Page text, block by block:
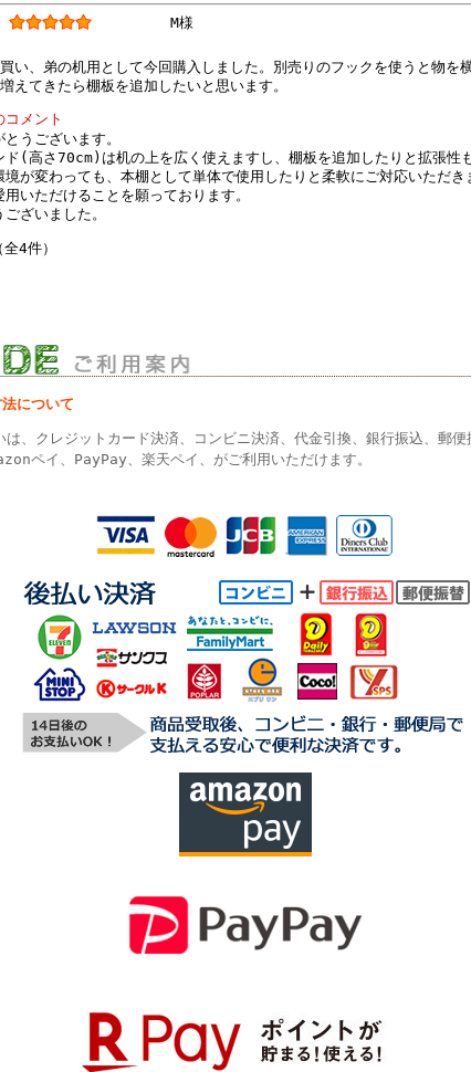
M様
い、弟の机用として今回購入しました。別売りのフックを使うと物を
えてきたら棚板を追加したいと思います。
コメント
うございます。
ド(高さ70cm)は机の上を広く使えますし、棚板を追加したりと拡張性
境が変わっても、本棚として単体で使用したりと柔軟にご対応いただき
いただけることを願っております。
ざいました。
4件）
について
は、クレジットカード決済、コンビニ決済、代金引換、銀行振込、郵便
ペイ、PayPay、楽天ペイ、がご利用いただけます。